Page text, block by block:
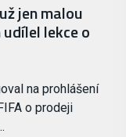
jen malou
lekce o
na prohlášení
o prodeji